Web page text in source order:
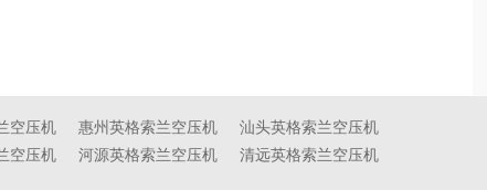
空压机 惠州英格索兰空压机
汕头英格索兰空压机
空压机 河源英格索兰空压机
清远英格索兰空压机